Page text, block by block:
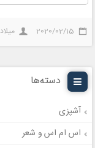
2020/02/15 میلاد
دسته‌ها
آشپزی
اس ام اس و شعر